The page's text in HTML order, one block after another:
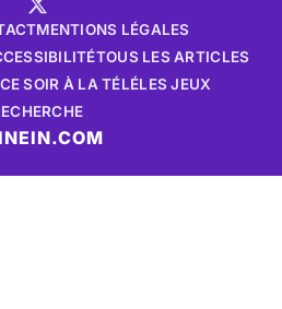
MENTIONS LÉGALES
TOUS LES ARTICLES
CE SOIR À LA TÉLÉLES JEUX